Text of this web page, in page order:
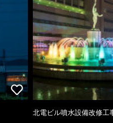
北電ビル噴水設備改修工